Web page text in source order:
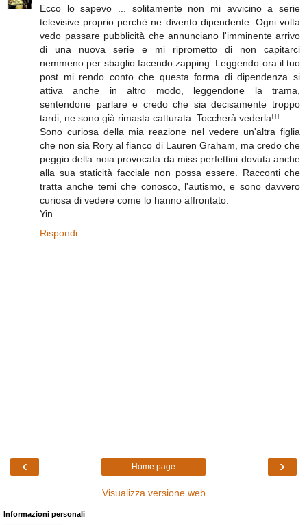
Ecco lo sapevo ... solitamente non mi avvicino a serie
televisive proprio perchè ne divento dipendente. Ogni volta
vedo passare pubblicità che annunciano l'imminente arrivo
di una nuova serie e mi riprometto di non capitarci
nemmeno per sbaglio facendo zapping. Leggendo ora il tuo
post mi rendo conto che questa forma di dipendenza si
attiva anche in altro modo, leggendone la trama,
sentendone parlare e credo che sia decisamente troppo
tardi, ne sono già rimasta catturata. Toccherà vederla!!!
Sono curiosa della mia reazione nel vedere un'altra figlia
che non sia Rory al fianco di Lauren Graham, ma credo che
peggio della noia provocata da miss perfettini dovuta anche
alla sua staticità facciale non possa essere. Racconti che
tratta anche temi che conosco, l'autismo, e sono davvero
curiosa di vedere come lo hanno affrontato.
Yin
Rispondi
‹ ›
Home page
Visualizza versione web
Informazioni personali